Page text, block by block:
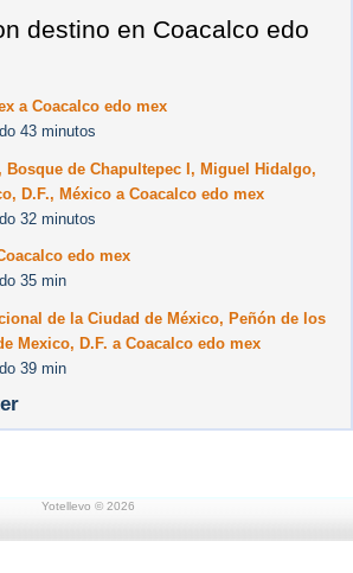
destino en Coacalco edo
a Coacalco edo mex
43 minutos
de Chapultepec I, Miguel Hidalgo,
D.F., México a Coacalco edo mex
32 minutos
edo mex
35 min
de la Ciudad de México, Peñón de los
Mexico, D.F. a Coacalco edo mex
39 min
Yotellevo © 2026